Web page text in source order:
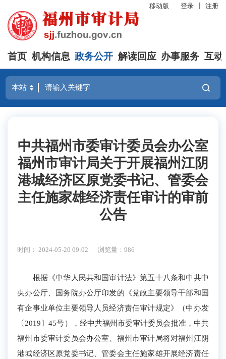
移动版 登录 注册
首页 机构信息 政务公开 解读回应 办事服务 互动
中共福州市委审计委员会办公室
福州市审计局关于开展福州江阴
港城经济区原党委书记、管委会
主任施家雄经济责任审计的审前
公告
时间： 2024-05-20 09:02 浏览量：986
根据《中华人民共和国审计法》第五十八条和中共中
央办公厅、国务院办公厅印发的《党政主要领导干部和国
有企事业单位主要领导人员经济责任审计规定》（中办发
〔2019〕45号），经中共福州市委审计委员会批准，中共
福州市委审计委员会办公室、福州市审计局将对福州江阴
港城经济区原党委书记、管委会主任施家雄开展经济责任